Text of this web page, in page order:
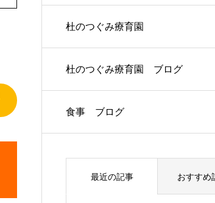
杜のつぐみ療育園
杜のつぐみ療育園 ブログ
食事 ブログ
最近の記事 おすすめ